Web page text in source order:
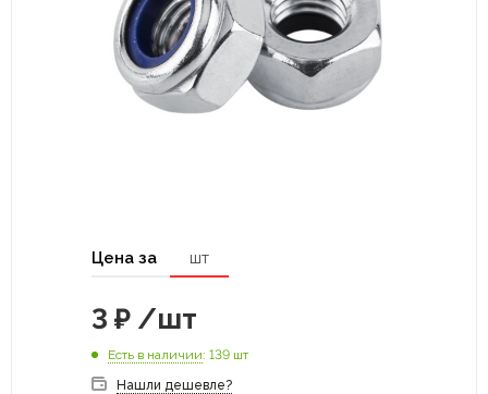
Цена за шт
3 ₽ /шт
Есть в наличии: 139 шт
Нашли дешевле?